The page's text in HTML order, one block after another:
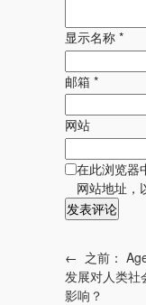
显示名称 *
邮箱 *
网站
在此浏览器
网站地址，
← 之前：
发展对人类社
影响？